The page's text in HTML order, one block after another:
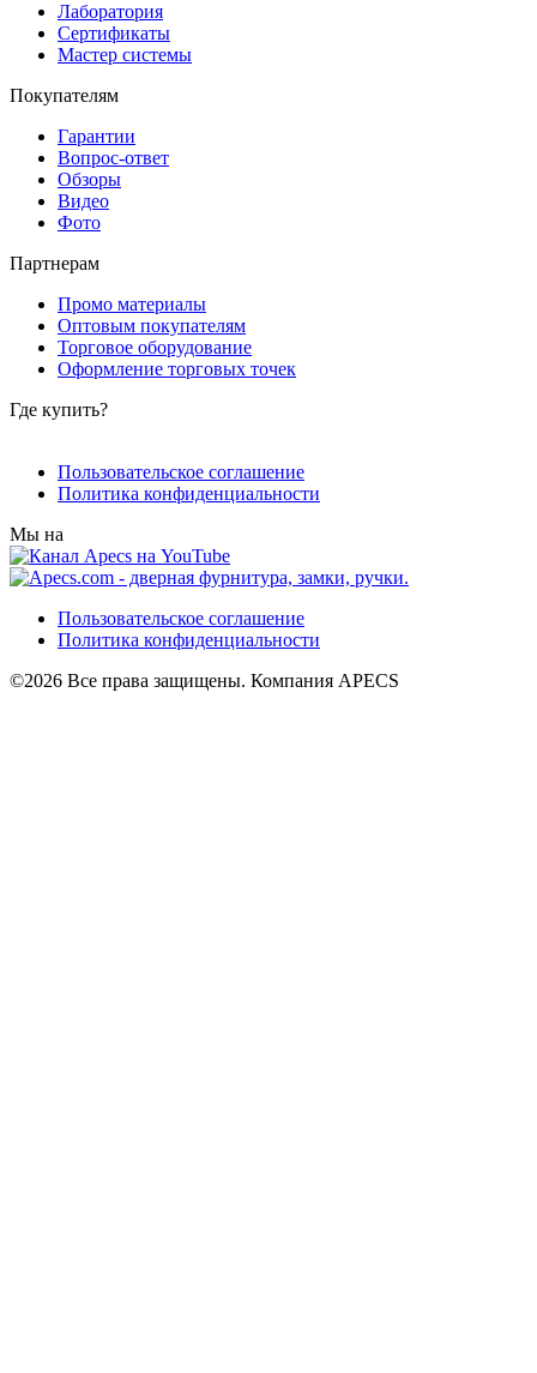
Лаборатория
Сертификаты
Мастер системы
Покупателям
Гарантии
Вопрос-ответ
Обзоры
Видео
Фото
Партнерам
Промо материалы
Оптовым покупателям
Торговое оборудование
Оформление торговых точек
Где купить?
Пользовательское соглашение
Политика конфиденциальности
Мы на
Пользовательское соглашение
Политика конфиденциальности
©2026 Все права защищены. Компания APECS